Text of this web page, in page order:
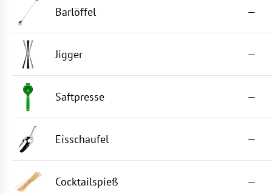
Barlöffel —
Jigger —
Saftpresse —
Eisschaufel —
Cocktailspieß —